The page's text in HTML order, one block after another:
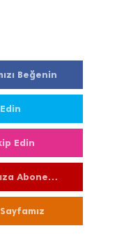
Beğenin
Edin
Abone